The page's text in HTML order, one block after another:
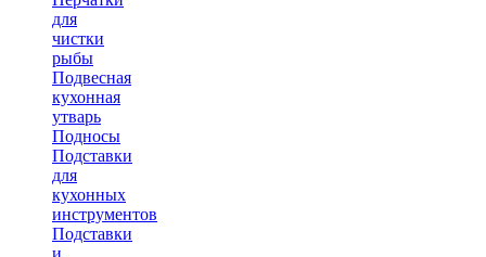
для
чистки
рыбы
Подвесная
кухонная
утварь
Подносы
Подставки
для
кухонных
инструментов
Подставки
и